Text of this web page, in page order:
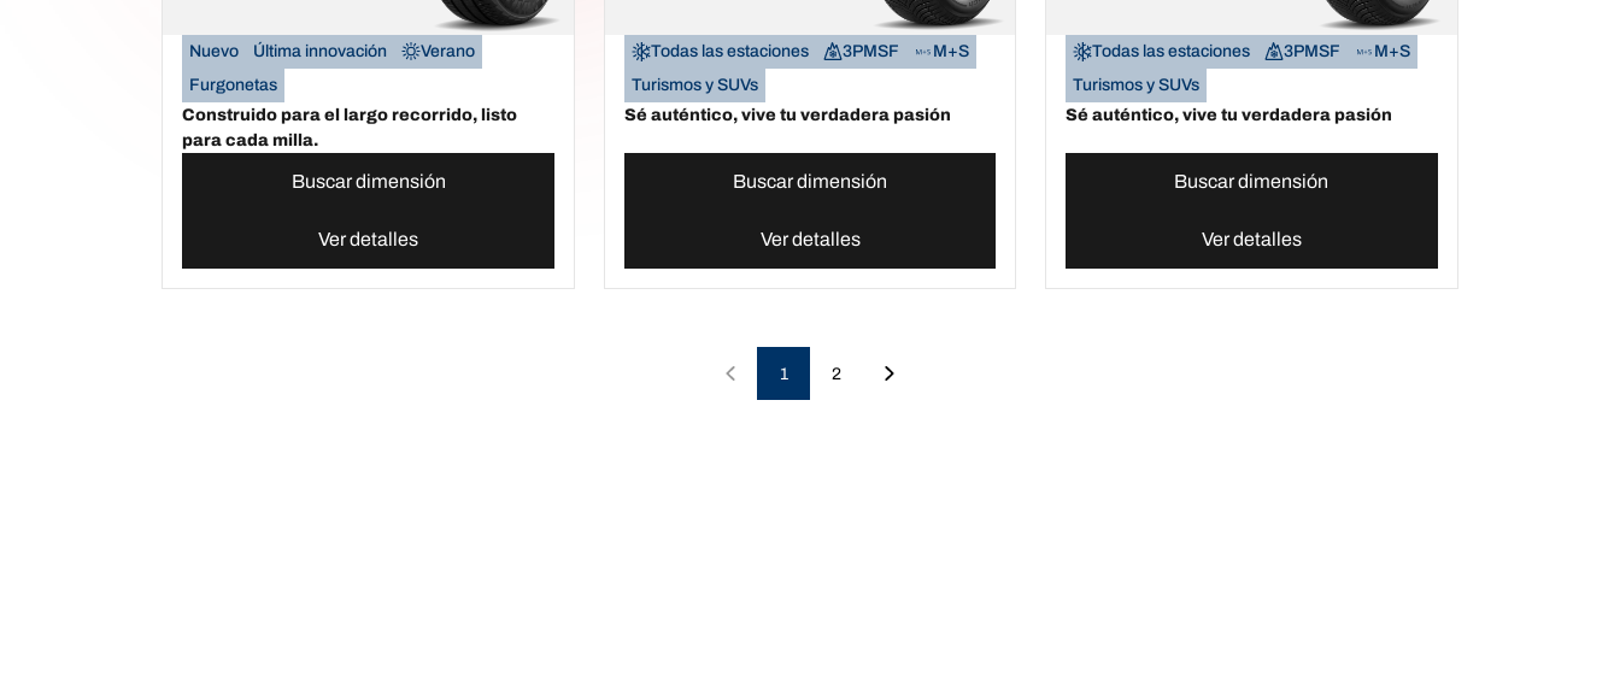
Nuevo Última innovación
Verano
Furgonetas
Construido para el largo recorrido, listo
para cada milla.
Buscar dimensión
Ver detalles
Todas las estaciones 3PMSF
M+S
Turismos y SUVs
Sé auténtico, vive tu verdadera pasión
Buscar dimensión
Ver detalles
Todas las estaciones 3PMSF
M+S
Turismos y SUVs
Sé auténtico, vive tu verdadera pasión
Buscar dimensión
Ver detalles
1 2